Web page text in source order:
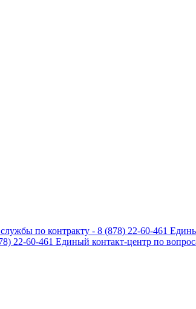
по контракту - 8 (878) 22-60-461
22-60-461 Единый контакт-центр по